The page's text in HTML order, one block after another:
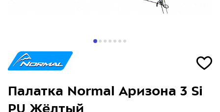
Палатка Normal Аризона 3 Si
PU Жёлтый